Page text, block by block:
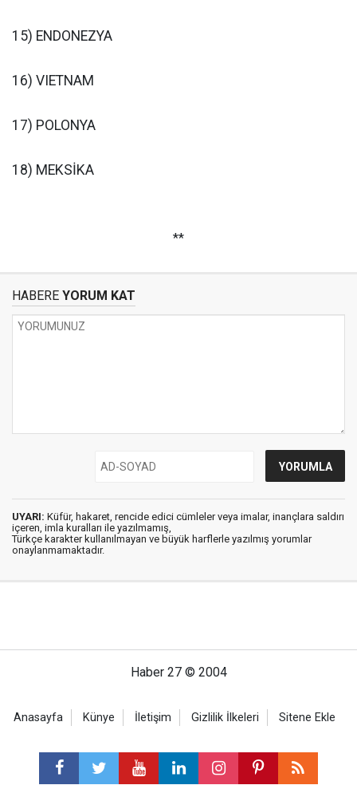
15) ENDONEZYA
16) VIETNAM
17) POLONYA
18) MEKSİKA
**
HABERE YORUM KAT
UYARI: Küfür, hakaret, rencide edici cümleler veya imalar, inançlara saldırı
içeren, imla kuralları ile yazılmamış,
Türkçe karakter kullanılmayan ve büyük harflerle yazılmış yorumlar
onaylanmamaktadır.
Haber 27 © 2004
Anasayfa Künye İletişim Gizlilik İlkeleri Sitene Ekle